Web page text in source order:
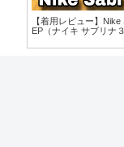
【着用レビュー】Nike
EP（ナイキ サブリナ